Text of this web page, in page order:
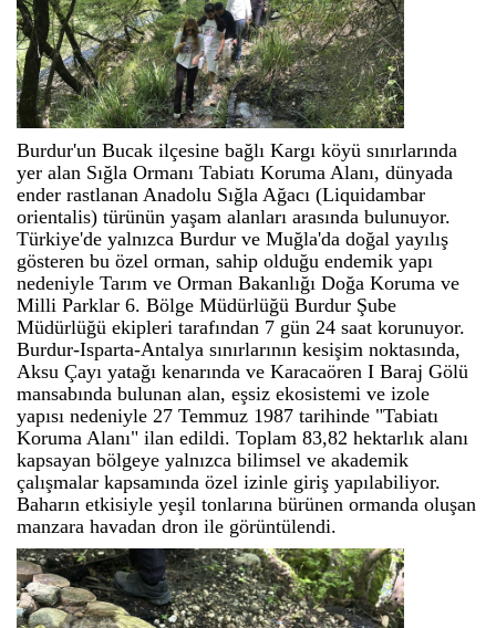
Burdur'un Bucak ilçesine bağlı Kargı köyü sınırlarında
yer alan Sığla Ormanı Tabiatı Koruma Alanı, dünyada
ender rastlanan Anadolu Sığla Ağacı (Liquidambar
orientalis) türünün yaşam alanları arasında bulunuyor.
Türkiye'de yalnızca Burdur ve Muğla'da doğal yayılış
gösteren bu özel orman, sahip olduğu endemik yapı
nedeniyle Tarım ve Orman Bakanlığı Doğa Koruma ve
Milli Parklar 6. Bölge Müdürlüğü Burdur Şube
Müdürlüğü ekipleri tarafından 7 gün 24 saat korunuyor.
Burdur-Isparta-Antalya sınırlarının kesişim noktasında,
Aksu Çayı yatağı kenarında ve Karacaören I Baraj Gölü
mansabında bulunan alan, eşsiz ekosistemi ve izole
yapısı nedeniyle 27 Temmuz 1987 tarihinde "Tabiatı
Koruma Alanı" ilan edildi. Toplam 83,82 hektarlık alanı
kapsayan bölgeye yalnızca bilimsel ve akademik
çalışmalar kapsamında özel izinle giriş yapılabiliyor.
Baharın etkisiyle yeşil tonlarına bürünen ormanda oluşan
manzara havadan dron ile görüntülendi.